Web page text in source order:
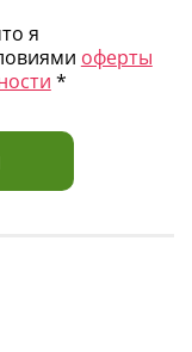
я
оферты
*